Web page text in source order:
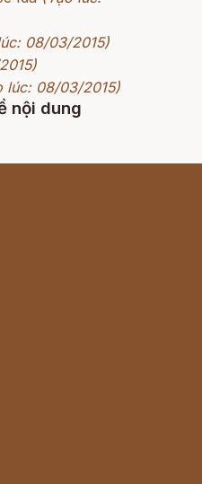
08/03/2015)
lúc: 08/03/2015)
nội dung